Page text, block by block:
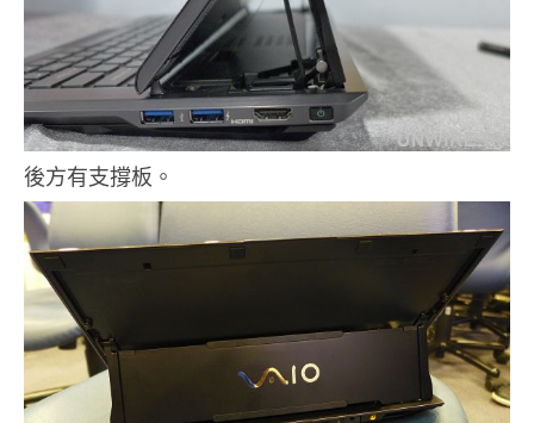
後方有支撐板。